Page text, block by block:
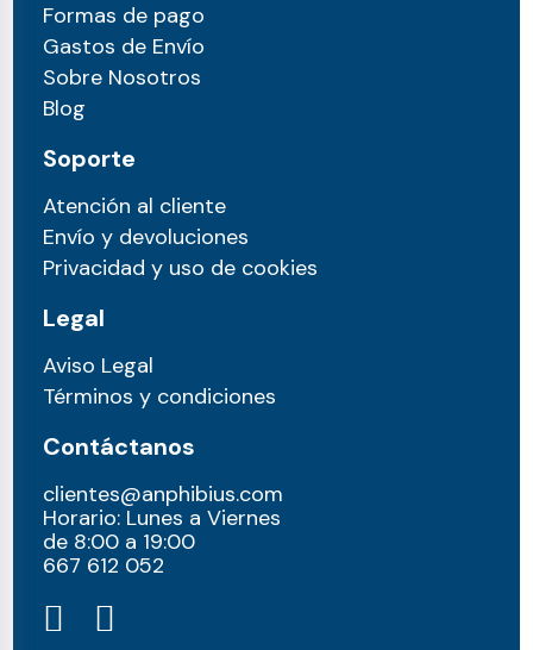
Formas de pago
Gastos de Envío
Sobre Nosotros
Blog
Soporte
Atención al cliente
Envío y devoluciones
Privacidad y uso de cookies
Legal
Aviso Legal
Términos y condiciones
Contáctanos
clientes@anphibius.com
Horario: Lunes a Viernes
de 8:00 a 19:00
667 612 052​